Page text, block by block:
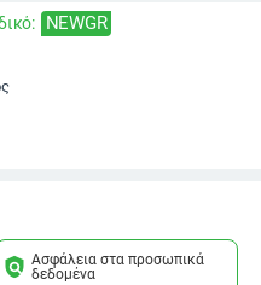
NEWGR
policy Ασφάλεια στα προσωπικά
δεδομένα